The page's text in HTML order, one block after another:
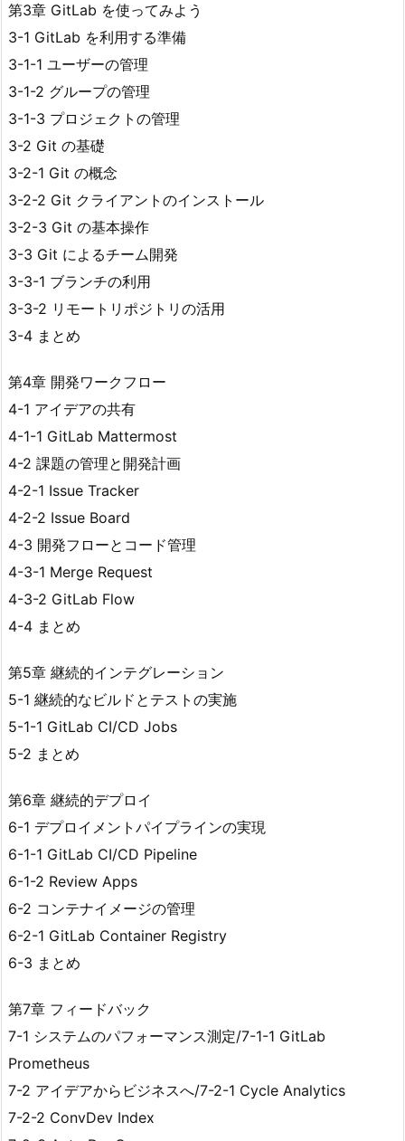
第3章 GitLab を使ってみよう
3-1 GitLab を利用する準備
3-1-1 ユーザーの管理
3-1-2 グループの管理
3-1-3 プロジェクトの管理
3-2 Git の基礎
3-2-1 Git の概念
3-2-2 Git クライアントのインストール
3-2-3 Git の基本操作
3-3 Git によるチーム開発
3-3-1 ブランチの利用
3-3-2 リモートリポジトリの活用
3-4 まとめ
第4章 開発ワークフロー
4-1 アイデアの共有
4-1-1 GitLab Mattermost
4-2 課題の管理と開発計画
4-2-1 Issue Tracker
4-2-2 Issue Board
4-3 開発フローとコード管理
4-3-1 Merge Request
4-3-2 GitLab Flow
4-4 まとめ
第5章 継続的インテグレーション
5-1 継続的なビルドとテストの実施
5-1-1 GitLab CI/CD Jobs
5-2 まとめ
第6章 継続的デプロイ
6-1 デプロイメントパイプラインの実現
6-1-1 GitLab CI/CD Pipeline
6-1-2 Review Apps
6-2 コンテナイメージの管理
6-2-1 GitLab Container Registry
6-3 まとめ
第7章 フィードバック
7-1 システムのパフォーマンス測定/7-1-1 GitLab
Prometheus
7-2 アイデアからビジネスへ/7-2-1 Cycle Analytics
7-2-2 ConvDev Index